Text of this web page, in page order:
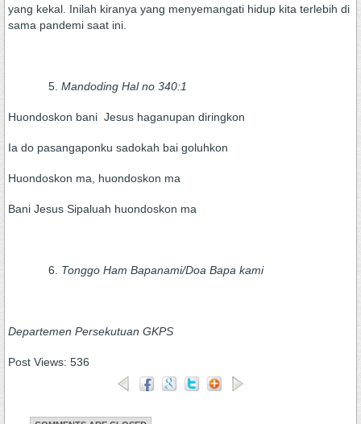
yang kekal. Inilah kiranya yang menyemangati hidup kita terlebih di
sama pandemi saat ini.
Mandoding Hal no 340:1
Huondoskon bani Jesus haganupan diringkon
Ia do pasangaponku sadokah bai goluhkon
Huondoskon ma, huondoskon ma
Bani Jesus Sipaluah huondoskon ma
Tonggo Ham Bapanami/Doa Bapa kami
Departemen Persekutuan GKPS
Post Views: 536